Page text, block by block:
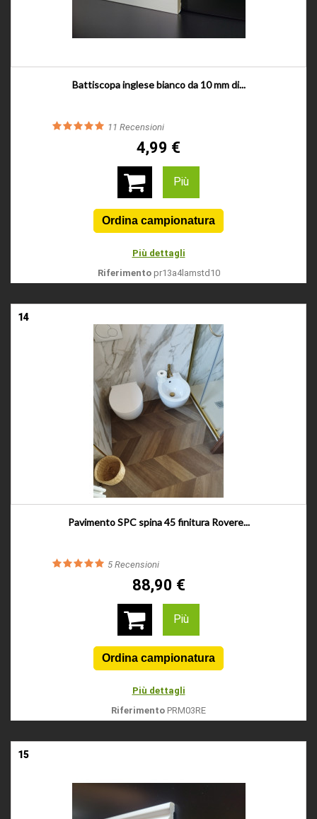
Battiscopa inglese bianco da 10 mm di...
11 Recensioni
4,99 €
Più
Più dettagli
Riferimento pr13a4lamstd10
14
Pavimento SPC spina 45 finitura Rovere...
5 Recensioni
88,90 €
Più
Più dettagli
Riferimento PRM03RE
15